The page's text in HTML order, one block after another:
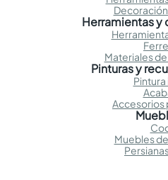
Herramientas
Materiales
Pinturas y
Accesorios
Muebles